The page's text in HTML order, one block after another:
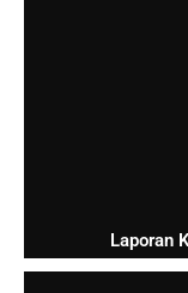
Laporan